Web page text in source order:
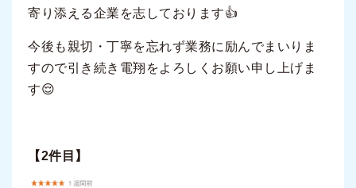
寄り添える企業を志しております👍
今後も親切・丁寧を忘れず業務に励んでまいりま
すので引き続き電翔をよろしくお願い申し上げま
す😌
【2件目】